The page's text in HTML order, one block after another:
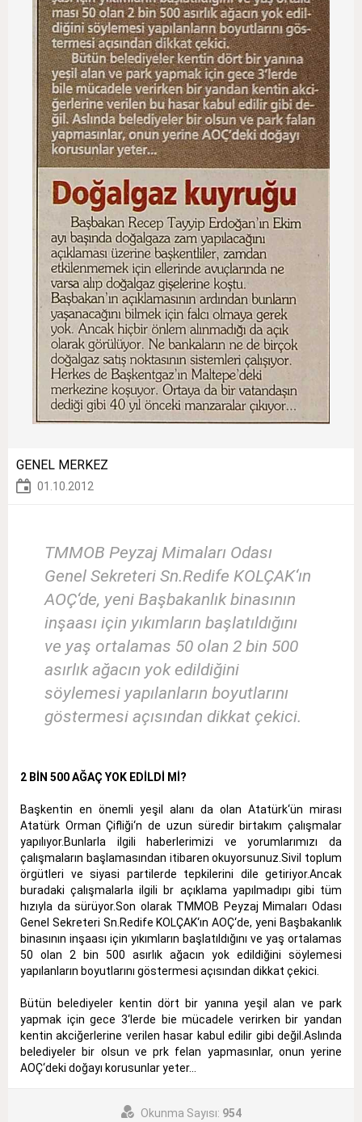
GENEL MERKEZ
01.10.2012
TMMOB Peyzaj Mimaları Odası
Genel Sekreteri Sn.Redife KOLÇAK‘ın
AOÇ‘de, yeni Başbakanlık binasının
inşaası için yıkımların başlatıldığını
ve yaş ortalamas 50 olan 2 bin 500
asırlık ağacın yok edildiğini
söylemesi yapılanların boyutlarını
göstermesi açısından dikkat çekici.
2 BİN 500 AĞAÇ YOK EDİLDİ Mİ?
Başkentin en önemli yeşil alanı da olan Atatürk‘ün mirası
Atatürk Orman Çifliği‘n de uzun süredir birtakım çalışmalar
yapılıyor.Bunlarla ilgili haberlerimizi ve yorumlarımızı da
çalışmaların başlamasından itibaren okuyorsunuz.Sivil toplum
örgütleri ve siyasi partilerde tepkilerini dile getiriyor.Ancak
buradaki çalışmalarla ilgili br açıklama yapılmadıpı gibi tüm
hızıyla da sürüyor.Son olarak TMMOB Peyzaj Mimaları Odası
Genel Sekreteri Sn.Redife KOLÇAK‘ın AOÇ‘de, yeni Başbakanlık
binasının inşaası için yıkımların başlatıldığını ve yaş ortalamas
50 olan 2 bin 500 asırlık ağacın yok edildiğini söylemesi
yapılanların boyutlarını göstermesi açısından dikkat çekici.
Bütün belediyeler kentin dört bir yanına yeşil alan ve park
yapmak için gece 3‘lerde bie mücadele verirken bir yandan
kentin akciğerlerine verilen hasar kabul edilir gibi değil.Aslında
belediyeler bir olsun ve prk felan yapmasınlar, onun yerine
AOÇ‘deki doğayı korusunlar yeter...
Okunma Sayısı: 954